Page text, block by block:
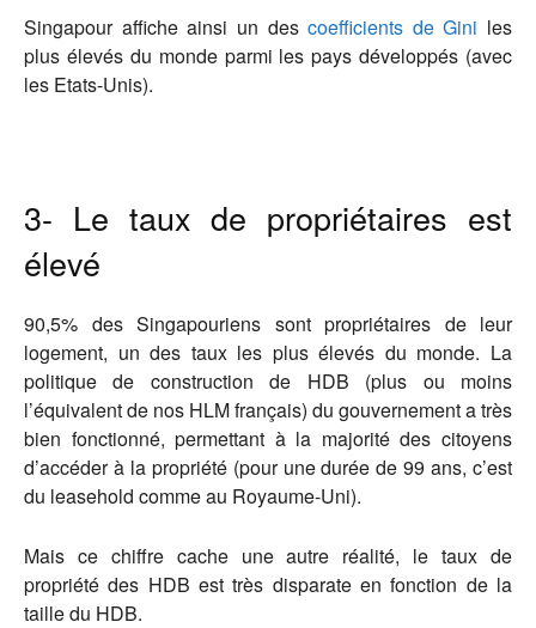
Singapour affiche ainsi un descoefficients de Gini les
plus élevés du monde parmi les pays développés (avec
les Etats-Unis).
3- Le taux de propriétaires est
élevé
90,5% des Singapouriens sont propriétaires de leur
logement, un des taux les plus élevés du monde. La
politique de construction de HDB (plus ou moins
l’équivalent de nos HLM français) du gouvernement a très
bien fonctionné, permettant à la majorité des citoyens
d’accéder à la propriété (pour une durée de 99 ans, c’est
du leasehold comme au Royaume-Uni).
Mais ce chiffre cache une autre réalité, le taux de
propriété des HDB est très disparate en fonction de la
taille du HDB.